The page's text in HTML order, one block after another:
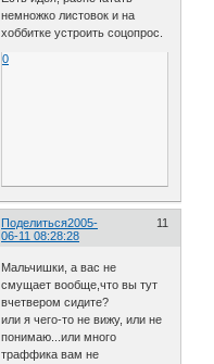
немножко листовок и на
хоббитке устроить соцопрос.
0
Поделиться 11
2005-
06-11 08:28:28
Мальчишки, а вас не
смущает вообще,что вы тут
вчетвером сидите?
или я чего-то не вижу, или не
понимаю...или много
траффика вам не